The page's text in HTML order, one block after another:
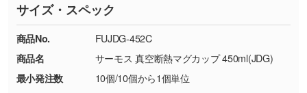
す。→詳しく見る
・コーポレートカラーを使って印刷したい／印
刷色にこだわりがある
DIC・PANTONEなどのカラーチップの指定や、
※詳しくは「商品の良品基準について
ください。
【返品・交換ができない場合】
・お客様の元で商品を加工された場合、または
TEL：0422-29-9911 営業時間10:00～
18:00(土日祝日除く)
お問い合わせフォームはこちら
サイズ・スペック
商品No.
FUJDG-452C
商品名
サーモス 真空断熱マグカップ 450ml(JDG)
最小発注数
10個/10個から1個単位